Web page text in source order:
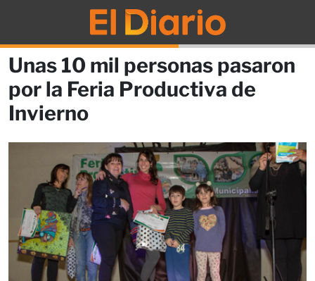
Unas 10 mil personas pasaron
por la Feria Productiva de
Invierno